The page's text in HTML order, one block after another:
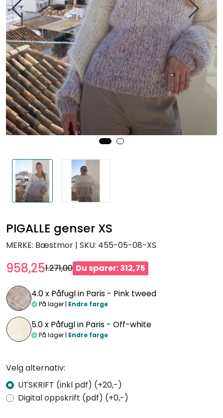
PIGALLE genser XS
MERKE: Bæstmor | SKU: 455-05-08-XS
958,251.271,00 Du sparer: 312,75
4.0 x Påfugl in Paris - Pink tweed
På lager | Endre farge
5.0 x Påfugl in Paris - Off-white
På lager | Endre farge
Velg alternativ:
UTSKRIFT (inkl pdf) (+20,-)
Digital oppskrift (pdf) (+0,-)